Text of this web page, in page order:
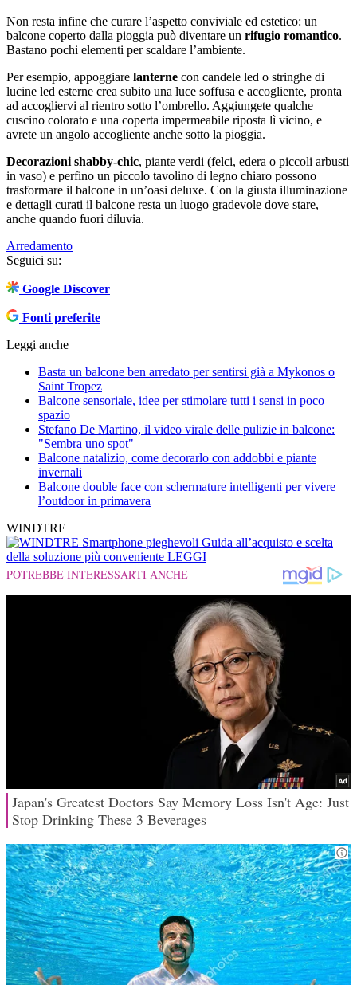
Non resta infine che curare l’aspetto conviviale ed estetico: un
balcone coperto dalla pioggia può diventare un rifugio romantico.
Bastano pochi elementi per scaldare l’ambiente.
Per esempio, appoggiare lanterne con candele led o stringhe di
lucine led esterne crea subito una luce soffusa e accogliente, pronta
ad accogliervi al rientro sotto l’ombrello. Aggiungete qualche
cuscino colorato e una coperta impermeabile riposta lì vicino, e
avrete un angolo accogliente anche sotto la pioggia.
Decorazioni shabby-chic, piante verdi (felci, edera o piccoli arbusti
in vaso) e perfino un piccolo tavolino di legno chiaro possono
trasformare il balcone in un’oasi deluxe. Con la giusta illuminazione
e dettagli curati il balcone resta un luogo gradevole dove stare,
anche quando fuori diluvia.
Arredamento
Seguici su:
Google Discover
Fonti preferite
Leggi anche
Basta un balcone ben arredato per sentirsi già a Mykonos o
Saint Tropez
Balcone sensoriale, idee per stimolare tutti i sensi in poco
spazio
Stefano De Martino, il video virale delle pulizie in balcone:
"Sembra uno spot"
Balcone natalizio, come decorarlo con addobbi e piante
invernali
Balcone double face con schermature intelligenti per vivere
l’outdoor in primavera
WINDTRE
Smartphone pieghevoli Guida all’acquisto e scelta
della soluzione più conveniente LEGGI